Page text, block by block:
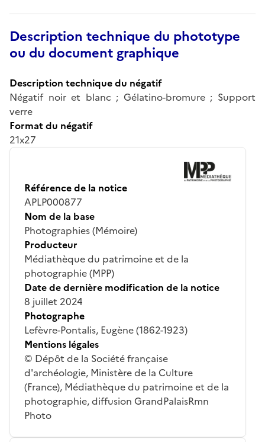
Description technique du phototype
ou du document graphique
Description technique du négatif
Négatif noir et blanc ; Gélatino-bromure ; Support
verre
Format du négatif
21x27
Référence de la notice
APLP000877
Nom de la base
Photographies (Mémoire)
Producteur
Médiathèque du patrimoine et de la
photographie (MPP)
Date de dernière modification de la notice
8 juillet 2024
Photographe
Lefèvre-Pontalis, Eugène (1862-1923)
Mentions légales
© Dépôt de la Société française
d'archéologie, Ministère de la Culture
(France), Médiathèque du patrimoine et de la
photographie, diffusion GrandPalaisRmn
Photo